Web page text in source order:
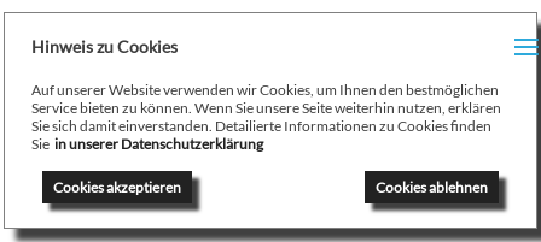
Hinweis zu Cookies
Auf unserer Website verwenden wir Cookies, um Ihnen den bestmöglichen
Service bieten zu können. Wenn Sie unsere Seite weiterhin nutzen, erklären
Sie sich damit einverstanden. Detailierte Informationen zu Cookies finden
Sie in unserer Datenschutzerklärung
Cookies ablehnen
Cookies akzeptieren
August Stamminger
Beratung - Planung - Ausführung - Wartung - Reparatur
Ofenbau Kaminbau Gaskamine Kachelofen Heizkamine